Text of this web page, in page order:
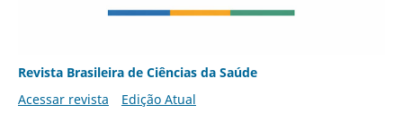
Revista Brasileira de Ciências da Saúde
Acessar revista
Edição Atual